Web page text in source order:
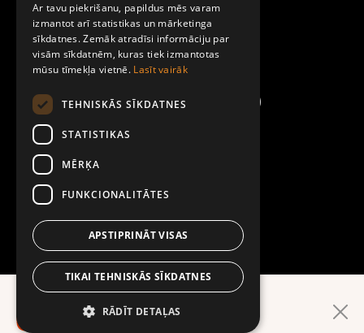
Noteikumi un līgumi
Kontakti
LEJUPIELĀDĒ LIETOTNI
Ar tavu piekrišanu, papildus mēs varam
izmantot arī statistikas un mārketinga
sīkdatnes. Zemāk atradīsi informāciju par
visām sīkdatnēm, kuras tiek izmantotas
mūsu tīmekļa vietnē. Lasīt vairāk
TEHNISKĀS SĪKDATNES
STATISTIKAS
MĒRĶA
FUNKCIONALITĀTES
APSTIPRINĀT VISAS
TIKAI TEHNISKĀS SĪKDATNES
RĀDĪT DETAĻAS